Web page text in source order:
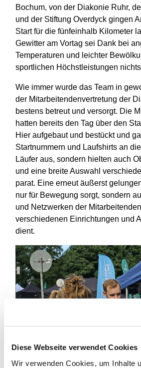
Diese Webseite verwendet Cookies
Wir verwenden Cookies, um Inhalte
Bochum, von der Diakonie Ruhr,
und der Stiftung Overdyck gingen
Start für die fünfeinhalb Kilometer
Gewitter am Vortag sei Dank bei
Temperaturen und leichter
sportlichen Höchstleistungen
Wie immer wurde das Team in
der Mitarbeitendenvertretung der
bestens betreut und versorgt. Die
hatten bereits den Tag über den
Hier aufgebaut und bestückt und
Startnummern und Laufshirts an
Läufer aus, sondern hielten auch
und eine breite Auswahl
parat. Eine erneut äußerst
nur für Bewegung sorgt, sondern
und Netzwerken der
verschiedenen Einrichtungen und
dient.